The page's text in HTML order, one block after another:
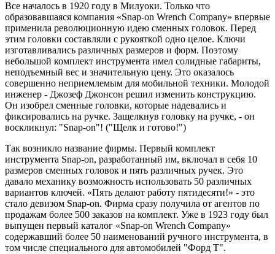
Все началось в 1920 году в Милуоки. Только что
образовавшаяся компания «Snap-on Wrench Company» впервые
применила революционную идею сменных головок. Перед
этим головки составляли с рукояткой одно целое. Ключи
изготавливались различных размеров и форм. Поэтому
небольшой комплект инструмента имел солидные габариты,
неподъемный вес и значительную цену. Это оказалось
совершенно неприемлемым для мобильной техники. Молодой
инженер - Джозеф Джонсон решил изменить конструкцию.
Он изобрел сменные головки, которые надевались и
фиксировались на ручке. Защелкнув головку на ручке, - он
воскликнул: "Snap-on"! ("Щелк и готово!")
Так возникло название фирмы. Первый комплект
инструмента Snap-on, разработанный им, включал в себя 10
размеров сменных головок и пять различных ручек. Это
давало механику возможность использовать 50 различных
вариантов ключей. «Пять делают работу пятидесяти!» - это
стало девизом Snap-on. Фирма сразу получила от агентов по
продажам более 500 заказов на комплект. Уже в 1923 году был
выпущен первый каталог «Snap-on Wrench Company»
содержавший более 50 наименований ручного инструмента, в
том числе специального для автомобилей "Форд Т".